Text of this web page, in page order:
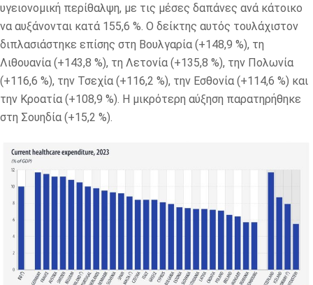
υγειονομική περίθαλψη, με τις μέσες δαπάνες ανά κάτοικο
να αυξάνονται κατά 155,6 %. Ο δείκτης αυτός τουλάχιστον
διπλασιάστηκε επίσης στη Βουλγαρία (+148,9 %), τη
Λιθουανία (+143,8 %), τη Λετονία (+135,8 %), την Πολωνία
(+116,6 %), την Τσεχία (+116,2 %), την Εσθονία (+114,6 %) και
την Κροατία (+108,9 %). Η μικρότερη αύξηση παρατηρήθηκε
στη Σουηδία (+15,2 %).